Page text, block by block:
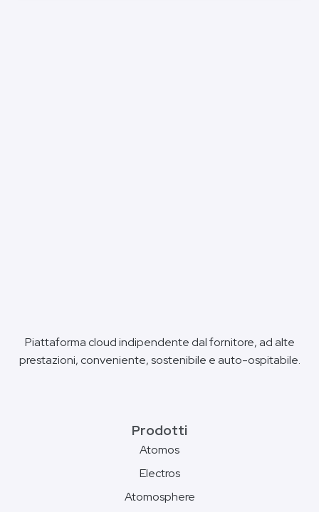
Piattaforma cloud indipendente dal fornitore, ad alte
prestazioni, conveniente, sostenibile e auto-ospitabile.
Prodotti
Atomos
Electros
Atomosphere